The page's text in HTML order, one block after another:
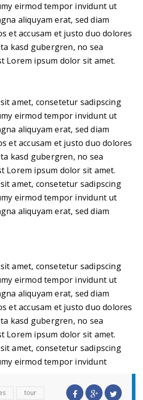
eirmod tempor invidunt ut
aliquyam erat, sed diam
et accusam et justo duo dolores
kasd gubergren, no sea
Lorem ipsum dolor sit amet.
amet, consetetur sadipscing
eirmod tempor invidunt ut
aliquyam erat, sed diam
et accusam et justo duo dolores
kasd gubergren, no sea
Lorem ipsum dolor sit amet.
amet, consetetur sadipscing
eirmod tempor invidunt ut
aliquyam erat, sed diam
amet, consetetur sadipscing
eirmod tempor invidunt ut
aliquyam erat, sed diam
et accusam et justo duo dolores
kasd gubergren, no sea
Lorem ipsum dolor sit amet.
amet, consetetur sadipscing
eirmod tempor invidunt
tour